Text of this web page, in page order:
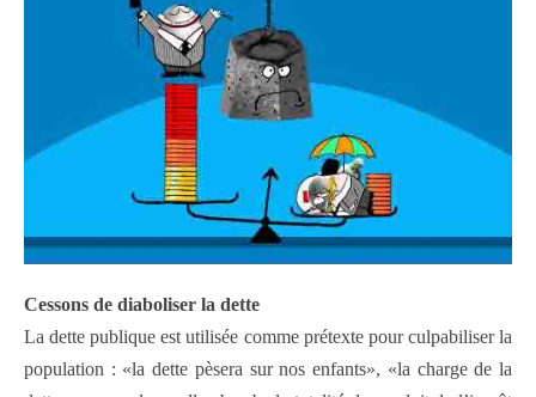
Cessons de diaboliser la dette
La dette publique est utilisée comme prétexte pour culpabiliser la
population : «la dette pèsera sur nos enfants», «la charge de la